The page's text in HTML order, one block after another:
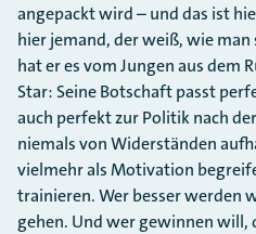
angepackt wird – und das ist
hier jemand, der weiß, wie
hat er es vom Jungen aus dem
Star: Seine Botschaft passt
auch perfekt zur Politik nach
niemals von Widerständen
vielmehr als Motivation
trainieren. Wer besser werden
gehen. Und wer gewinnen will,